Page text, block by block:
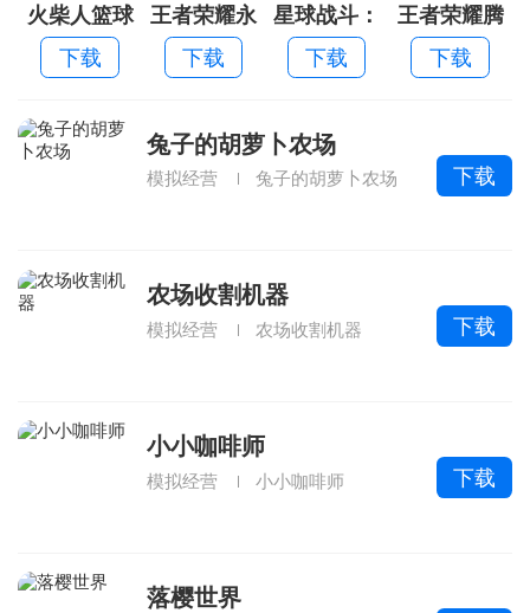
火柴人篮球
中文内购免
费版
下载
王者荣耀永
不升级老版
本
下载
星球战斗：
旋转太空
下载
王者荣耀腾
讯手机版
下载
兔子的胡萝卜农场
模拟经营 兔子的胡萝卜农场 下载
农场收割机器
模拟经营 农场收割机器 下载
小小咖啡师
模拟经营 小小咖啡师 下载
落樱世界